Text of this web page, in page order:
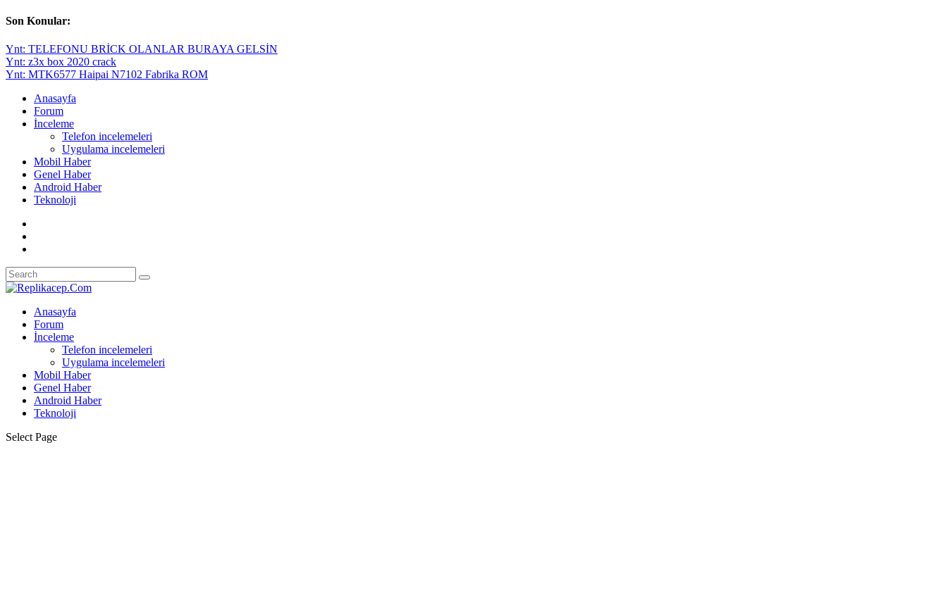
Son Konular:
Ynt: TELEFONU BRİCK OLANLAR BURAYA GELSİN
Ynt: z3x box 2020 crack
Ynt: MTK6577 Haipai N7102 Fabrika ROM
Anasayfa
Forum
İnceleme
Telefon incelemeleri
Uygulama incelemeleri
Mobil Haber
Genel Haber
Android Haber
Teknoloji
Anasayfa
Forum
İnceleme
Telefon incelemeleri
Uygulama incelemeleri
Mobil Haber
Genel Haber
Android Haber
Teknoloji
Select Page